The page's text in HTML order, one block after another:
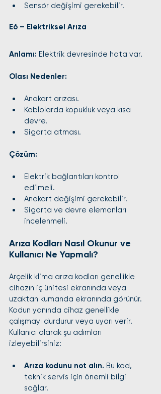
Sensör değişimi gerekebilir.
E6 – Elektriksel Arıza
Anlamı: Elektrik devresinde hata var.
Olası Nedenler:
Anakart arızası.
Kablolarda kopukluk veya kısa
devre.
Sigorta atması.
Çözüm:
Elektrik bağlantıları kontrol
edilmeli.
Anakart değişimi gerekebilir.
Sigorta ve devre elemanları
incelenmeli.
Arıza Kodları Nasıl Okunur ve
Kullanıcı Ne Yapmalı?
Arçelik klima arıza kodları genellikle
cihazın iç ünitesi ekranında veya
uzaktan kumanda ekranında görünür.
Kodun yanında cihaz genellikle
çalışmayı durdurur veya uyarı verir.
Kullanıcı olarak şu adımları
izleyebilirsiniz:
Arıza kodunu not alın. Bu kod,
teknik servis için önemli bilgi
sağlar.